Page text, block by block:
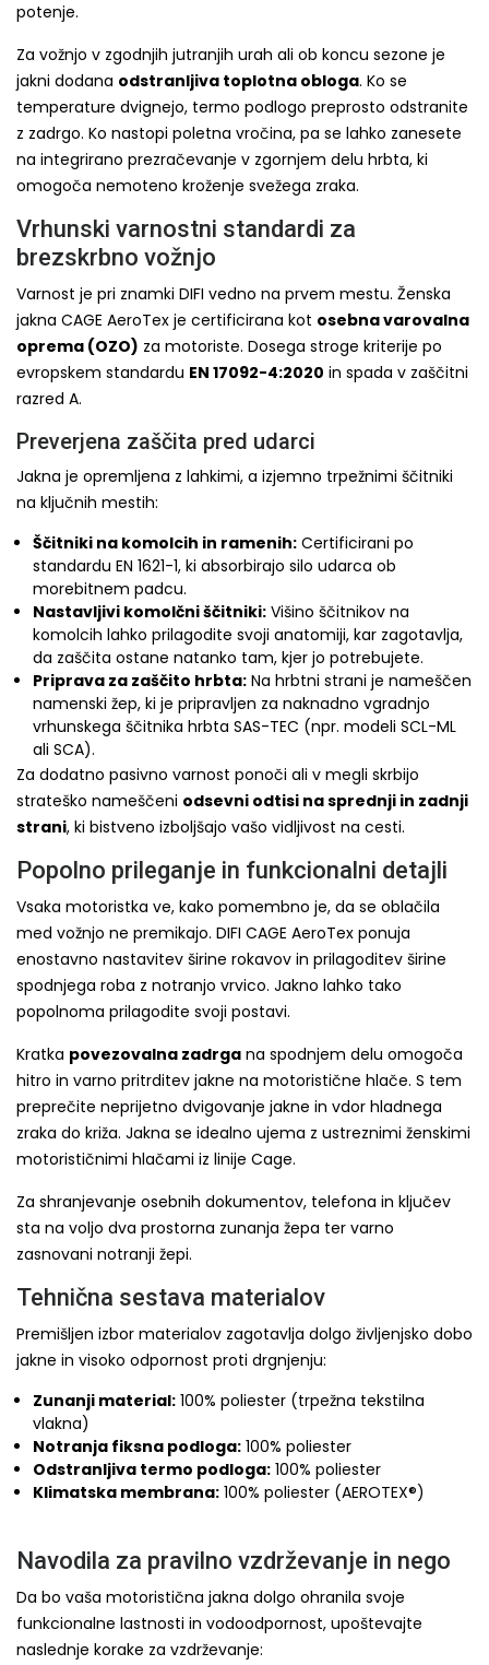
potenje.
Za vožnjo v zgodnjih jutranjih urah ali ob koncu sezone je
jakni dodana odstranljiva toplotna obloga. Ko se
temperature dvignejo, termo podlogo preprosto odstranite
z zadrgo. Ko nastopi poletna vročina, pa se lahko zanesete
na integrirano prezračevanje v zgornjem delu hrbta, ki
omogoča nemoteno kroženje svežega zraka.
Vrhunski varnostni standardi za
brezskrbno vožnjo
Varnost je pri znamki DIFI vedno na prvem mestu. Ženska
jakna CAGE AeroTex je certificirana kot osebna varovalna
oprema (OZO) za motoriste. Dosega stroge kriterije po
evropskem standardu EN 17092-4:2020 in spada v zaščitni
razred A.
Preverjena zaščita pred udarci
Jakna je opremljena z lahkimi, a izjemno trpežnimi ščitniki
na ključnih mestih:
Ščitniki na komolcih in ramenih: Certificirani po
standardu EN 1621-1, ki absorbirajo silo udarca ob
morebitnem padcu.
Nastavljivi komolčni ščitniki: Višino ščitnikov na
komolcih lahko prilagodite svoji anatomiji, kar zagotavlja,
da zaščita ostane natanko tam, kjer jo potrebujete.
Priprava za zaščito hrbta: Na hrbtni strani je nameščen
namenski žep, ki je pripravljen za naknadno vgradnjo
vrhunskega ščitnika hrbta SAS-TEC (npr. modeli SCL-ML
ali SCA).
Za dodatno pasivno varnost ponoči ali v megli skrbijo
strateško nameščeni odsevni odtisi na sprednji in zadnji
strani, ki bistveno izboljšajo vašo vidljivost na cesti.
Popolno prileganje in funkcionalni detajli
Vsaka motoristka ve, kako pomembno je, da se oblačila
med vožnjo ne premikajo. DIFI CAGE AeroTex ponuja
enostavno nastavitev širine rokavov in prilagoditev širine
spodnjega roba z notranjo vrvico. Jakno lahko tako
popolnoma prilagodite svoji postavi.
Kratka povezovalna zadrga na spodnjem delu omogoča
hitro in varno pritrditev jakne na motoristične hlače. S tem
preprečite neprijetno dvigovanje jakne in vdor hladnega
zraka do križa. Jakna se idealno ujema z ustreznimi ženskimi
motorističnimi hlačami iz linije Cage.
Za shranjevanje osebnih dokumentov, telefona in ključev
sta na voljo dva prostorna zunanja žepa ter varno
zasnovani notranji žepi.
Tehnična sestava materialov
Premišljen izbor materialov zagotavlja dolgo življenjsko dobo
jakne in visoko odpornost proti drgnjenju:
Zunanji material: 100% poliester (trpežna tekstilna
vlakna)
Notranja fiksna podloga: 100% poliester
Odstranljiva termo podloga: 100% poliester
Klimatska membrana: 100% poliester (AEROTEX®)
Navodila za pravilno vzdrževanje in nego
Da bo vaša motoristična jakna dolgo ohranila svoje
funkcionalne lastnosti in vodoodpornost, upoštevajte
naslednje korake za vzdrževanje: